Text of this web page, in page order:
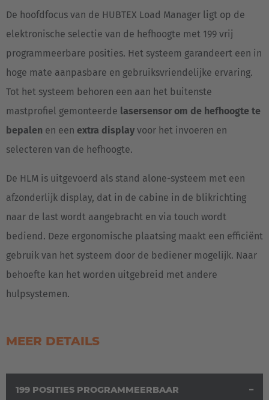
De hoofdfocus van de HUBTEX Load Manager ligt op de
elektronische selectie van de hefhoogte met 199 vrij
programmeerbare posities. Het systeem garandeert een in
hoge mate aanpasbare en gebruiksvriendelijke ervaring.
Tot het systeem behoren een aan het buitenste
mastprofiel gemonteerde lasersensor om de hefhoogte te
bepalen en een extra display voor het invoeren en
selecteren van de hefhoogte.
De HLM is uitgevoerd als stand alone-systeem met een
afzonderlijk display, dat in de cabine in de blikrichting
naar de last wordt aangebracht en via touch wordt
bediend. Deze ergonomische plaatsing maakt een efficiënt
gebruik van het systeem door de bediener mogelijk. Naar
behoefte kan het worden uitgebreid met andere
hulpsystemen.
MEER DETAILS
199 POSITIES PROGRAMMEERBAAR